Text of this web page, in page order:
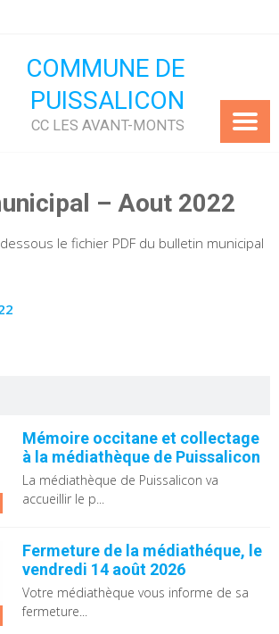
COMMUNE DE
PUISSALICON
CC LES AVANT-MONTS
– Aout 2022
le fichier PDF du bulletin municipal
Mémoire occitane et collectage
à la médiathèque de Puissalicon
La médiathèque de Puissalicon va
accueillir le p...
Fermeture de la médiathéque, le
vendredi 14 août 2026
Votre médiathèque vous informe de sa
fermeture...